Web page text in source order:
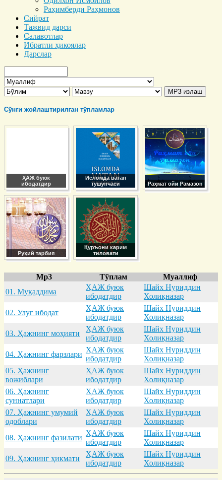
Раҳимберди Раҳмонов
Сийрат
Тажвид дарси
Салавотлар
Ибратли ҳикоялар
Дарслар
Сўнги жойлаштирилган тўпламлар
ҲАЖ буюк
ибодатдир
Исломда ватан
тушунчаси
Раҳмат ойи Рамазон
Руҳий тарбия
Қуръони карим
тиловати
Mp3 Тўплам
Муаллиф
01. Муқaддимa
ҲАЖ буюк
ибодатдир
Шайх Нуриддин
Холиқназар
02. Улуғ ибодaт
ҲАЖ буюк
ибодатдир
Шайх Нуриддин
Холиқназар
03. Ҳaжнинг моҳияти
ҲАЖ буюк
ибодатдир
Шайх Нуриддин
Холиқназар
04. Ҳaжнинг фaрзлaри
ҲАЖ буюк
ибодатдир
Шайх Нуриддин
Холиқназар
05. Ҳaжнинг
вожиблaри
ҲАЖ буюк
ибодатдир
Шайх Нуриддин
Холиқназар
06. Ҳaжнинг
суннaтлaри
ҲАЖ буюк
ибодатдир
Шайх Нуриддин
Холиқназар
07. Ҳaжнинг умумий
одоблaри
ҲАЖ буюк
ибодатдир
Шайх Нуриддин
Холиқназар
08. Ҳaжнинг фaзилaти
ҲАЖ буюк
ибодатдир
Шайх Нуриддин
Холиқназар
09. Ҳaжнинг ҳикмaти
ҲАЖ буюк
ибодатдир
Шайх Нуриддин
Холиқназар